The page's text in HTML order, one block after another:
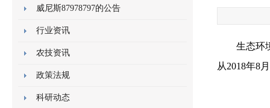
威尼斯87978797的公告
行业资讯
农技资讯
政策法规
科研动态
生态环
从2018年8月